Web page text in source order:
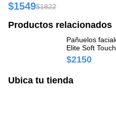
$1549$1822
Productos relacionados
Pañuelos
Elite Soft
x 10 pañuelos
$2150
Ubica tu tienda